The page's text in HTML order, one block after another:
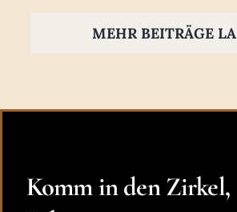
MEHR BEITRÄGE
Komm in den Zirkel,